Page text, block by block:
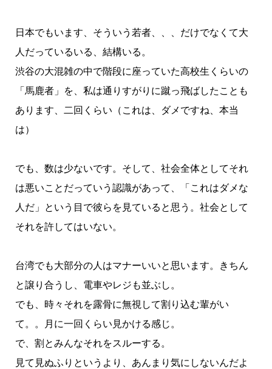
日本でもいます、そういう若者、、、だけでなくて大
人だっているいる、結構いる。
渋谷の大混雑の中で階段に座っていた高校生くらいの
「馬鹿者」を、私は通りすがりに蹴っ飛ばしたことも
あります、二回くらい（これは、ダメですね、本当
は）
でも、数は少ないです。そして、社会全体としてそれ
は悪いことだっていう認識があって、「これはダメな
人だ」という目で彼らを見ていると思う。社会として
それを許してはいない。
台湾でも大部分の人はマナーいいと思います。きちん
と譲り合うし、電車やレジも並ぶし。
でも、時々それを露骨に無視して割り込む輩がい
て。。月に一回くらい見かける感じ。
で、割とみんなそれをスルーする。
見て見ぬふりというより、あんまり気にしないんだよ